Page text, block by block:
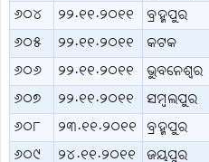
୬୦୪
୨୨.୧୧.୨୦୧୧ ବ୍ରହ୍ମପୁର
୬୦୫
୨୨.୧୧.୨୦୧୧ କଟକ
୬୦୬
୨୨.୧୧.୨୦୧୧ ଭୁବନେଶ୍ବର
୬୦୭
୨୨.୧୧.୨୦୧୧ ସମ୍ବଲପୁର
୬୦୮
୨୩.୧୧.୨୦୧୧ ବ୍ରହ୍ମପୁର
୬୦୯
୨୪.୧୧.୨୦୧୧ ଜୟପୁର